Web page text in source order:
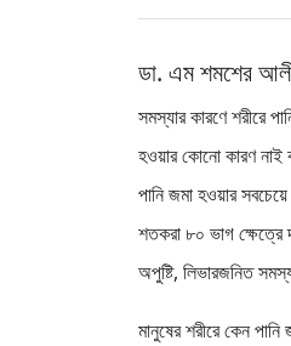
ডা. এম শমশের
সমস্যার কারণে শরীরে
হওয়ার কোনো কারণ নাই
পানি জমা হওয়ার
শতকরা ৮০ ভাগ ক্ষেত্রে
অপুষ্টি, লিভারজনিত
মানুষের শরীরে কেন